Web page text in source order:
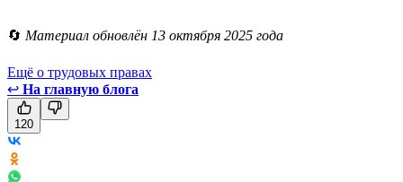
🔄 Материал обновлён 13 октября 2025 года
Ещё о трудовых правах
↩ На главную блога
120